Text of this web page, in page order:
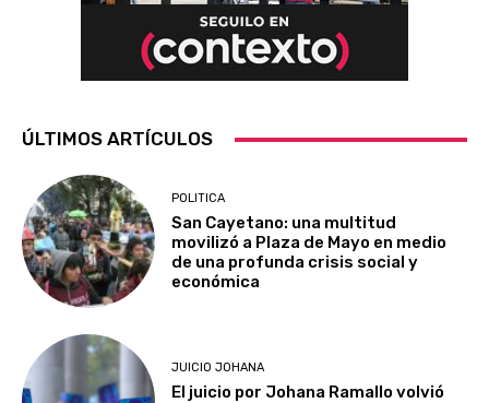
ÚLTIMOS ARTÍCULOS
POLITICA
San Cayetano: una multitud
movilizó a Plaza de Mayo en medio
de una profunda crisis social y
económica
JUICIO JOHANA
El juicio por Johana Ramallo volvió